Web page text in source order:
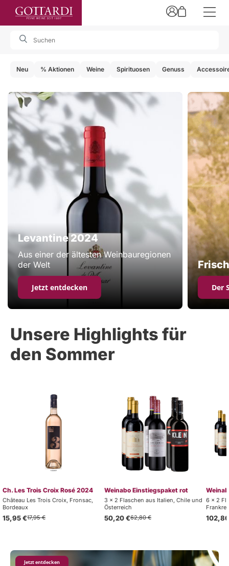
Suche
Neu % Aktionen Weine Spirituosen Genuss
Levantine 2024
Aus einer der ältesten Weinbauregionen
der Welt
Jetzt entdecken Der
Unsere Highlights für
den Sommer
Ch. Les Trois Croix Rosé 2024
Château Les Trois Croix, Fronsac,
Bordeaux
15,95 €17,95 €
Weinabo Einstiegspaket rot
3 x 2 Flaschen aus Italien, Chile und
Österreich
50,20 €62,80 €
6 x 2
Jetzt entdecken